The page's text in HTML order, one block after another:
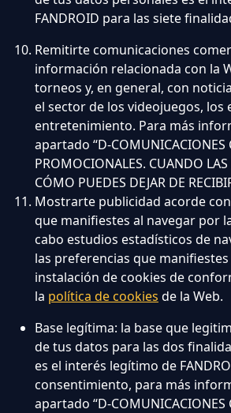
FANDROID para las siete
Remitirte comunicaciones
información relacionada con la
torneos y, en general, con
el sector de los videojuegos, los
entretenimiento. Para más
apartado “D-COMUNICACIONES
PROMOCIONALES. CUANDO LAS
CÓMO PUEDES DEJAR DE
Mostrarte publicidad acorde
que manifiestes al navegar por
cabo estudios estadísticos de
las preferencias que
instalación de cookies de
la política de cookies de la Web.
Base legítima: la base que
de tus datos para las dos
es el interés legítimo de
consentimiento, para más
apartado “D-COMUNICACIONES